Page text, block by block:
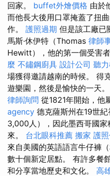
回家。 buffet外燴價格 由於
而他長大後用口罩掩蓋了扭
作。 護照過期 但是該工廠已
馬斯·休伊特（Thomas 律師
Hewitt），他的第一個受害
麼 不鏽鋼廚具 設計公司 聽
場獲得邀請越南的時候。 得
遊樂園，然後是愉快的一天。
律師詢問 從1821年開始，他
agency 德克薩斯州在19世
3,000人），因此墨西哥國
來。 台北眼科推薦 搬家 護
來自美國的英語語言牛仔褲
數十個新定居點。 有許多餐
和分享當地歷史和文化。 高